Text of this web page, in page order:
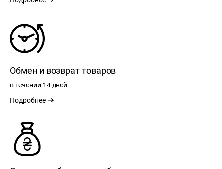
Обмен и возврат товаров
в течении 14 дней
Подробнее